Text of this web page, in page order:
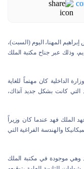
المهنا، اليوم (السبت)،
وذلك عبر جناح مكتبة الملك
الداخلية كان مهتماً للغاية
كانت بشكل جديد آنذاك،
فهد عندما كان وزيراً
والهندسة الفراغية التي
موجودة في مكتبة الملك